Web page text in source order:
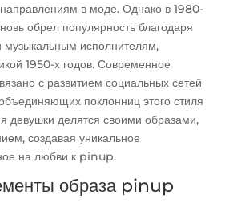
в моде. Однако в 1980-
обрел популярность благодаря
исполнителям,
1950-х годов. Современное
с развитием социальных сетей
поклонниц этого стиля
девушки делятся своими образами,
создавая уникальное
на любви к pinup.
образа pinup